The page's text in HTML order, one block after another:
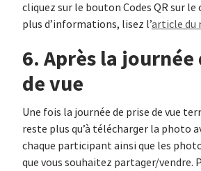
cliquez sur le bouton Codes QR sur
plus d’informations, lisez l’article du
6. Après la journée
de vue
Une fois la journée de prise de vue
reste plus qu’à télécharger la photo
chaque participant ainsi que les
que vous souhaitez partager/vendre.